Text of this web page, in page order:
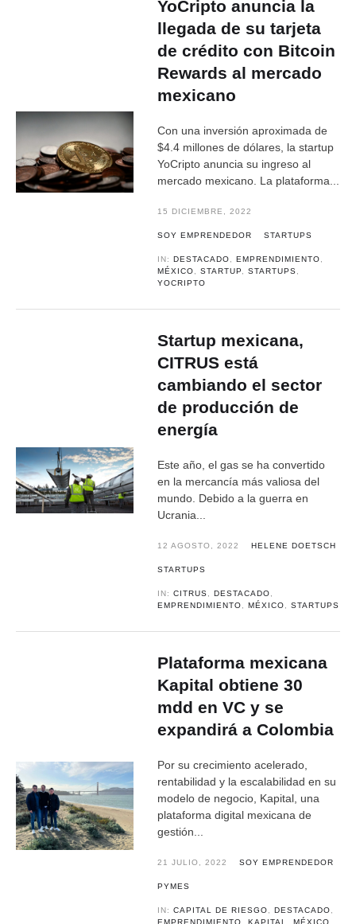
YoCripto anuncia la
llegada de su tarjeta
de crédito con Bitcoin
Rewards al mercado
mexicano
Con una inversión aproximada de
$4.4 millones de dólares, la startup
YoCripto anuncia su ingreso al
mercado mexicano. La plataforma...
15 DICIEMBRE, 2022
SOY EMPRENDEDOR STARTUPS
IN:DESTACADO ,EMPRENDIMIENTO
MÉXICO
,STARTUP ,STARTUPS
YOCRIPTO
Startup mexicana,
CITRUS está
cambiando el sector
de producción de
energía
Este año, el gas se ha convertido
en la mercancía más valiosa del
mundo. Debido a la guerra en
Ucrania...
12 AGOSTO, 2022 HELENE DOETSCH
STARTUPS
IN:CITRUS ,DESTACADO
EMPRENDIMIENTO
,MÉXICO ,STARTUPS
Plataforma mexicana
Kapital obtiene 30
mdd en VC y se
expandirá a Colombia
Por su crecimiento acelerado,
rentabilidad y la escalabilidad en su
modelo de negocio, Kapital, una
plataforma digital mexicana de
gestión...
21 JULIO, 2022 SOY EMPRENDEDOR
PYMES
IN:CAPITAL DE RIESGO ,DESTACADO
EMPRENDIMIENTO
,KAPITAL ,MÉXICO